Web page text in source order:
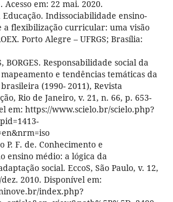
em: 22 mai. 2020.
Educação. Indissociabilidade ensino-
a flexibilização curricular: uma visão
Porto Alegre – UFRGS; Brasília:
BORGES. Responsabilidade social da
e tendências temáticas da
(1990- 2011), Revista
Rio de Janeiro, v. 21, n. 66, p. 653-
em: https://www.scielo.br/scielo.php?
P. F. de. Conhecimento e
ensino médio: a lógica da
social. EccoS, São Paulo, v. 12,
2010. Disponível em:
index.php?